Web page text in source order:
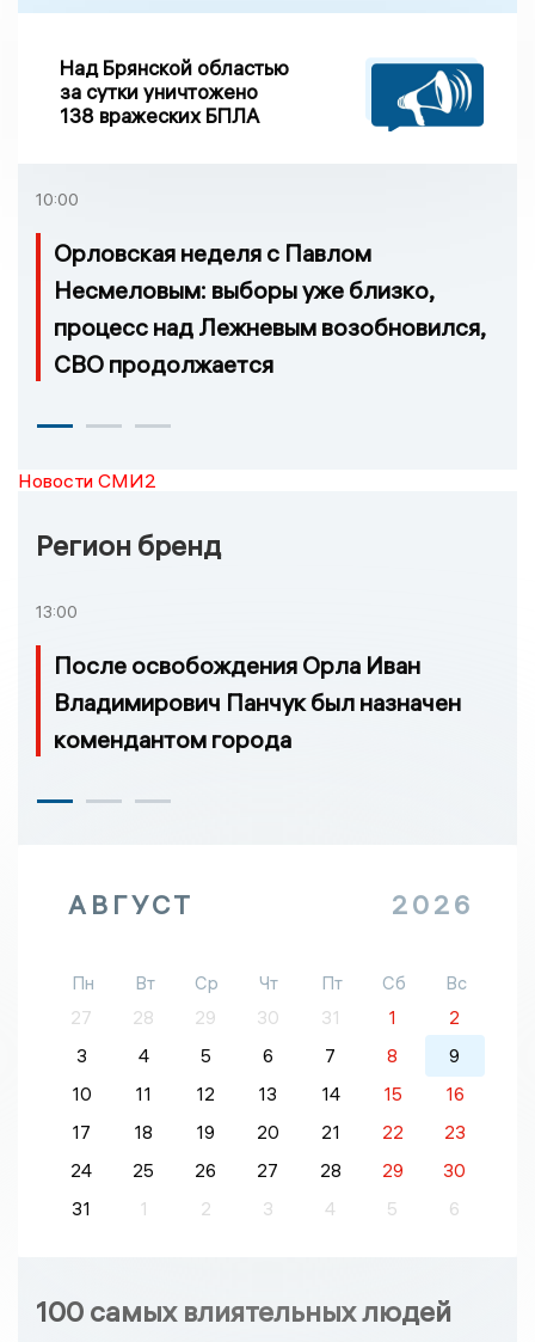
Над Брянской областью
за сутки уничтожено
138 вражеских БПЛА
10:00
Орловская неделя с Павлом
Несмеловым: выборы уже близко,
процесс над Лежневым возобновился,
СВО продолжается
Новости СМИ2
Регион бренд
13:00
После освобождения Орла Иван
Владимирович Панчук был назначен
комендантом города
АВГУСТ 2026
Пн Вт Ср Чт Пт Сб
Вс
27
28 29 30 31 1
2
3
4 5 6 7 8
9
10
11 12 13 14 15
16
17
18 19 20 21 22
23
24
25 26 27 28 29
30
31
1 2 3 4 5 6
100 самых влиятельных людей